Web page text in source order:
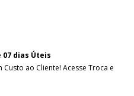
dias Úteis
ao Cliente! Acesse Troca e